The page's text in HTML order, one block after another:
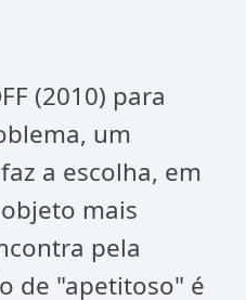
(2010) para
um
a escolha, em
mais
pela
de "apetitoso" é